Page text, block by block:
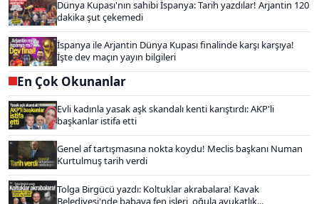
Dünya Kupası'nın sahibi İspanya: Tarih yazdılar! Arjantin 120
dakika şut çekemedi
İspanya ile Arjantin Dünya Kupası finalinde karşı karşıya!
İşte dev maçın yayın bilgileri
En Çok Okunanlar
Evli kadınla yasak aşk skandalı kenti karıştırdı: AKP'li
başkanlar istifa etti
Genel af tartışmasına nokta koydu! Meclis başkanı Numan
Kurtulmuş tarih verdi
Tolga Birgücü yazdı: Koltuklar akrabalara! Kavak
Belediyesi'nde babaya fen işleri, oğula avukatlık...